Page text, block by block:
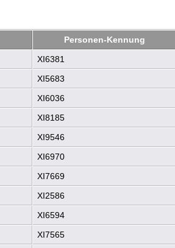
Personen-Kennung
XI6381
XI5683
XI6036
XI8185
XI9546
XI6970
XI7669
XI2586
XI6594
XI7565